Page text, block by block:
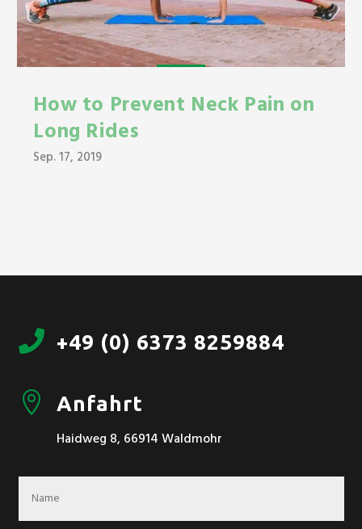
How to Prevent Neck Pain on
Long Rides
Sep. 17, 2019
 +49 (0) 6373 8259884
 Anfahrt
Haidweg 8, 66914 Waldmohr